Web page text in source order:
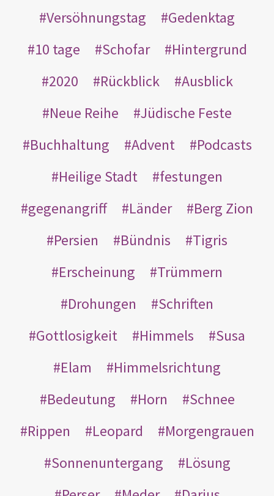
Versöhnungstag
Gedenktag
10 tage
Schofar
Hintergrund
2020
Rückblick
Ausblick
Neue Reihe
Jüdische Feste
Buchhaltung
Advent
Podcasts
Heilige Stadt
festungen
gegenangriff
Länder
Berg Zion
Persien
Bündnis
Tigris
Erscheinung
Trümmern
Drohungen
Schriften
Gottlosigkeit
Himmels
Susa
Elam
Himmelsrichtung
Bedeutung
Horn
Schnee
Rippen
Leopard
Morgengrauen
Sonnenuntergang
Lösung